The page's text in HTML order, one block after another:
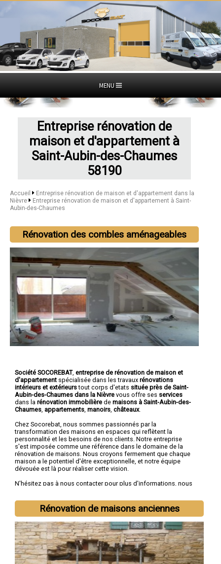
MENU
Entreprise rénovation de
maison et d'appartement à
Saint-Aubin-des-Chaumes
58190
Accueil
Entreprise rénovation de maison et d'appartement dans la
Nièvre
Entreprise rénovation de maison et d'appartement à Saint-
Aubin-des-Chaumes
Rénovation des combles aménageables
Société SOCOREBAT, entreprise de rénovation de maison et
d'appartement spécialisée dans les travaux rénovations
intérieurs et extérieurstout corps d'etats située près de Saint-
Aubin-des-Chaumes dans la Nièvre vous offre ses services
dans la rénovation immobilière de maisons à Saint-Aubin-des-
Chaumes appartements manoirs châteaux.
Chez Socorebat, nous sommes passionnés par la
transformation des maisons en espaces qui reflètent la
personnalité et les besoins de nos clients. Notre entreprise
s'est imposée comme une référence dans le domaine de la
rénovation de maisons. Nous croyons fermement que chaque
maison a le potentiel d'être exceptionnelle, et notre équipe
dévouée est là pour réaliser cette vision.
N'hésitez pas à nous contacter pour plus d'informations, nous
Nous intervenons aussi dans les villes suivantes :Nevers,
Cosne-Cours-sur-Loire,Varennes-Vauzelles,Decize,La Charité-
sur-Loire,Fourchambault,Clamecy,Imphy,Garchizy, La
Machine
Rénovation de maisons anciennes